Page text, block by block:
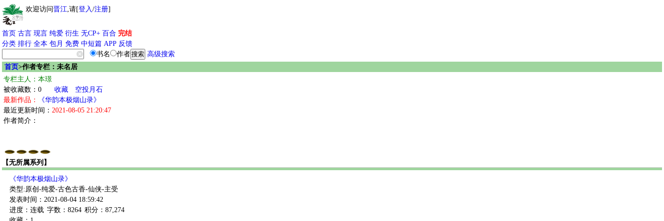
欢迎访问晋江,请[登入/注册]
首页 古言 现言 纯爱 衍生 无CP+ 百合 完结
分类 排行 全本 包月 免费 中短篇 APP 反馈
书名
作者
高级搜索
首页>作者专栏：未名居
专栏主人：本璟
被收藏数：0
收藏
空投月石
最新作品：
《华韵本极烟山录》
最近更新时间： 2021-08-05 21:20:47
作者简介：
【无所属系列】
《华韵本极烟山录》
类型:原创-纯爱-古色古香-仙侠-主受
发表时间：2021-08-04 18:59:42
进度：连载 字数：8264 积分：87,274